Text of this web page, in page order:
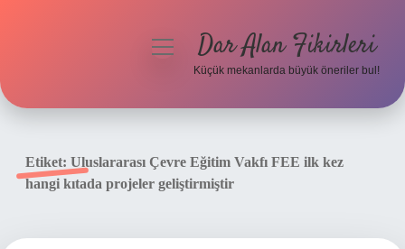
Yasal Uyarı
menüyüDar Alan Fikirleri
Küçük mekanlarda büyük öneriler bul!
Etiket: Uluslararası Çevre Eğitim Vakfı FEE ilk kez
hangi kıtada projeler geliştirmiştir